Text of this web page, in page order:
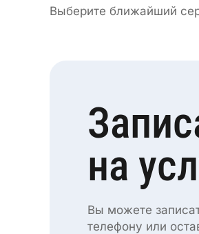
Выберите ближайший
на
Вы можете
телефону или